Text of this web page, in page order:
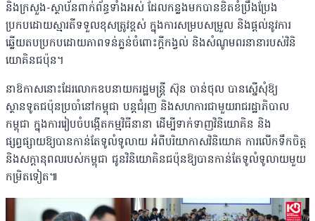
និងក្រសួង-ស្ថាប័នពាក់ព័ន្ធទាំងអស់ ដែលកន្លងមកបានខិតខំប្រឹងប្រែង
ប្រកបដោយស្មារតីទទួលខុសត្រូវខ្ពស់ ក្នុងការសម្របសម្រួល និងផ្តល់នូវការ
ឆ្លើយតបប្រកបដោយភាពទន់ភ្លន់ចំពោះក្ដីកង្វល់ និងសំណូមពរនានារបស់វិនិ
យោគិនជប៉ុន។
នាឱកាសនោះដែរលោកឧបនាយករដ្ឋមន្ត្រី ស៊ុន ចាន់ថុល បានស្នើសុំឱ្យ
ស្ថានទូតជប៉ុនប្រចាំនៅកម្ពុជា បន្តជំរុញ និងសហការជាមួយរាជរដ្ឋាភិបាល
កម្ពុជា ក្នុងការរៀបចំបង្កើតកម្មវិធីនានា ដើម្បីទាក់ទាញវិនិយោគិន និង
ផ្សព្វផ្សាយឱ្យបានកាន់តែទូលំទូលាយ អំពីបរិយាកាសវិនិយោគ ការលើកទឹកចិត្ត
និងសក្ដានុពលរបស់កម្ពុជា ជូនវិនិយោគិនជប៉ុនឱ្យបានកាន់តែទូលំទូលាយមួយ
កម្រិតទៀត៕